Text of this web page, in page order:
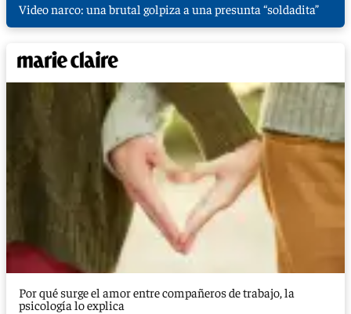
Video narco: una brutal golpiza a una presunta “soldadita”
Por qué surge el amor entre compañeros de trabajo, la
psicología lo explica